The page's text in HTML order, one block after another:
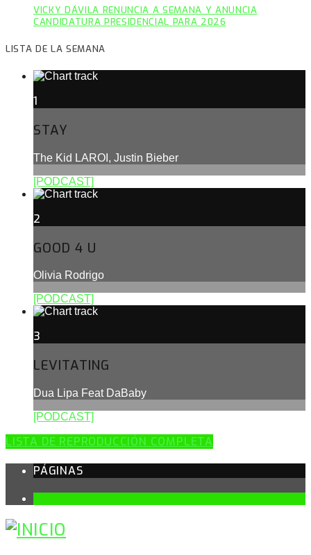
VICKY DÁVILA RENUNCIA A SEMANA Y ANUNCIA
CANDIDATURA PRESIDENCIAL PARA 2026
LISTA DE LA SEMANA
1
STAY
The Kid LAROI, Justin Bieber
[PODCAST]
2
GOOD 4 U
Olivia Rodrigo
[PODCAST]
3
LEVITATING
Dua Lipa Feat DaBaby
[PODCAST]
LISTA DE REPRODUCCIÓN COMPLETA
PÁGINAS